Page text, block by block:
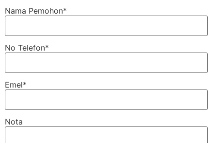
Nama Pemohon*
No Telefon*
Emel*
Nota